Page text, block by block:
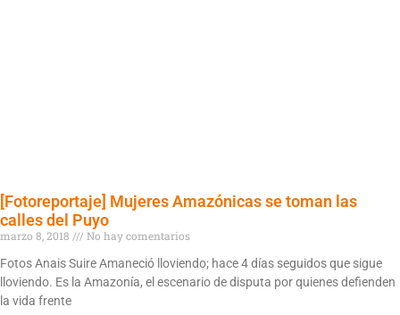
[Fotoreportaje] Mujeres Amazónicas se toman las
calles del Puyo
marzo 8, 2018
No hay comentarios
Fotos Anais Suire Amaneció lloviendo; hace 4 días seguidos que sigue
lloviendo. Es la Amazonía, el escenario de disputa por quienes defienden
la vida frente